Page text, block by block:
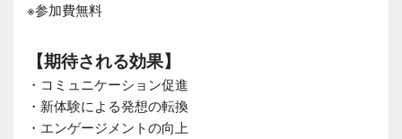
※参加費無料
【期待される効果】
・コミュニケーション促進
・新体験による発想の転換
・エンゲージメントの向上